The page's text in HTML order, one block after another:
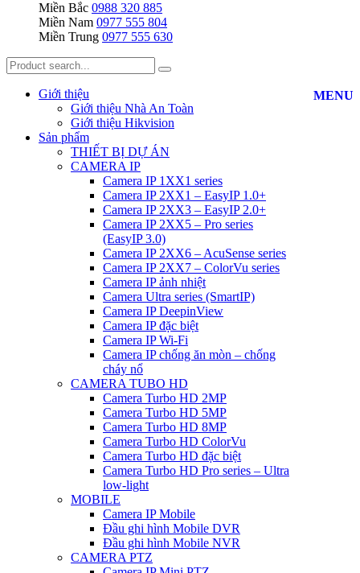
Miền Bắc 0988 320 885
Miền Nam 0977 555 804
Miền Trung 0977 555 630
MENU
Giới thiệu
Giới thiệu Nhà An Toàn
Giới thiệu Hikvision
Sản phẩm
THIẾT BỊ DỰ ÁN
CAMERA IP
Camera IP 1XX1 series
Camera IP 2XX1 – EasyIP 1.0+
Camera IP 2XX3 – EasyIP 2.0+
Camera IP 2XX5 – Pro series
(EasyIP 3.0)
Camera IP 2XX6 – AcuSense series
Camera IP 2XX7 – ColorVu series
Camera IP ảnh nhiệt
Camera Ultra series (SmartIP)
Camera IP DeepinView
Camera IP đặc biệt
Camera IP Wi-Fi
Camera IP chống ăn mòn – chống
cháy nổ
CAMERA TUBO HD
Camera Turbo HD 2MP
Camera Turbo HD 5MP
Camera Turbo HD 8MP
Camera Turbo HD ColorVu
Camera Turbo HD đặc biệt
Camera Turbo HD Pro series – Ultra
low-light
MOBILE
Camera IP Mobile
Đầu ghi hình Mobile DVR
Đầu ghi hình Mobile NVR
CAMERA PTZ